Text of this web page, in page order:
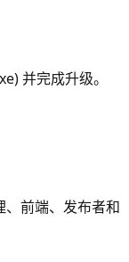
并完成升级。
前端、发布者和